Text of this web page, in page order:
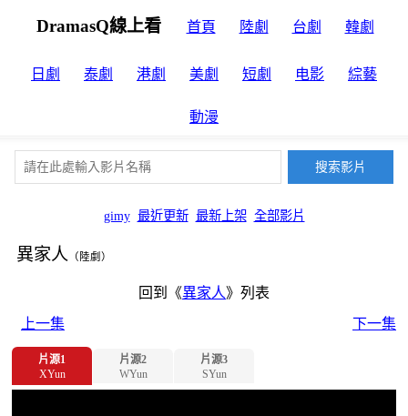
DramasQ線上看 首頁 陸劇 台劇 韓劇
日劇 泰劇 港劇 美劇 短劇 电影 綜藝
動漫
gimy 最近更新 最新上架 全部影片
異家人 （陸劇）
回到《異家人》列表
上一集
下一集
片源1
XYun
片源2
WYun
片源3
SYun